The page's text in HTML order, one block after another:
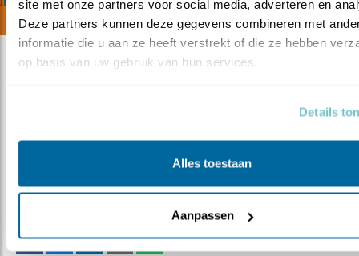
site met onze partners voor social media, adverteren en
Deze partners kunnen deze gegevens combineren met
informatie die u aan ze heeft verstrekt of die ze hebben
op basis van uw gebruik van hun services.
Details
Alles toestaan
Aanpassen
zomertortel afrika spanje
frankrijk